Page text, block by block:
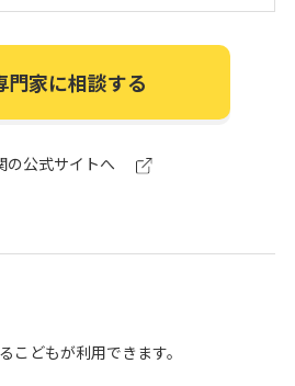
門家に相談する
の公式サイトへ
こどもが利用できます。